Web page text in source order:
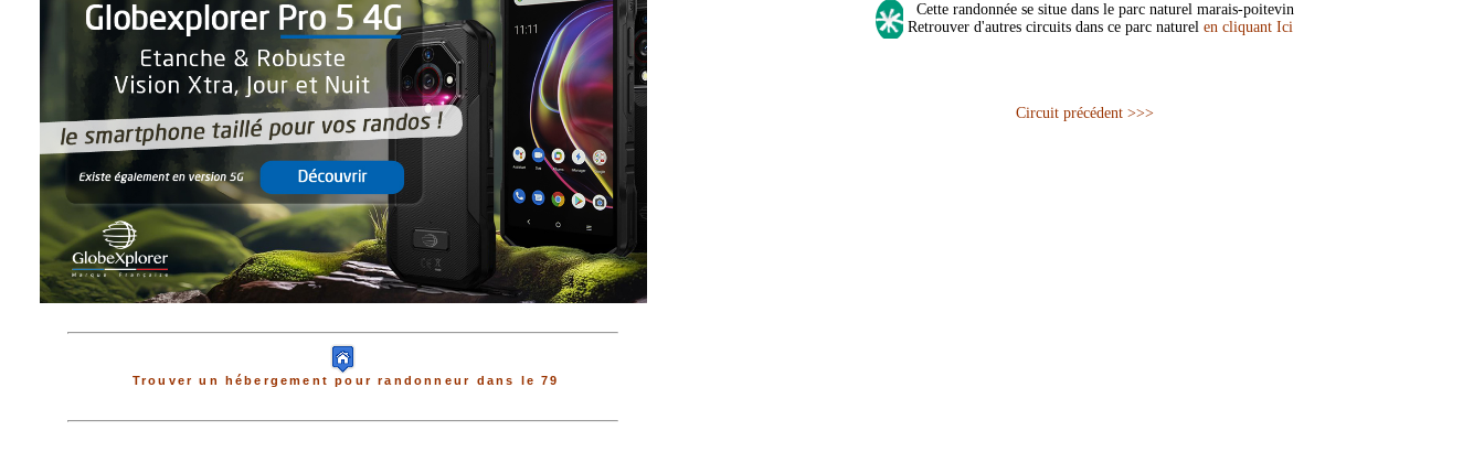
Trouver un hébergement pour randonneur dans le 79
Cette randonnée se situe dans le parc naturel marais-poitevin
Retrouver d'autres circuits dans ce parc naturel en cliquant Ici
Circuit précédent >>>